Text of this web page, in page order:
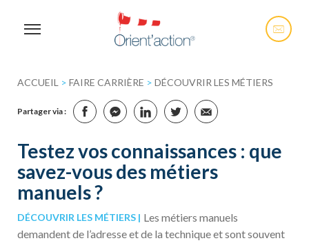
ACCUEIL > FAIRE CARRIÈRE > DÉCOUVRIR LES MÉTIERS
Partager via :
Testez vos connaissances : que
savez-vous des métiers
manuels ?
DÉCOUVRIR LES MÉTIERS
Les métiers manuels
demandent de l’adresse et de la technique et sont souvent